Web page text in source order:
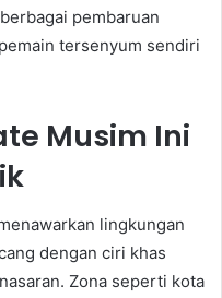
pembaruan
tersenyum sendiri
Musim Ini
lingkungan
dengan ciri khas
Zona seperti kota